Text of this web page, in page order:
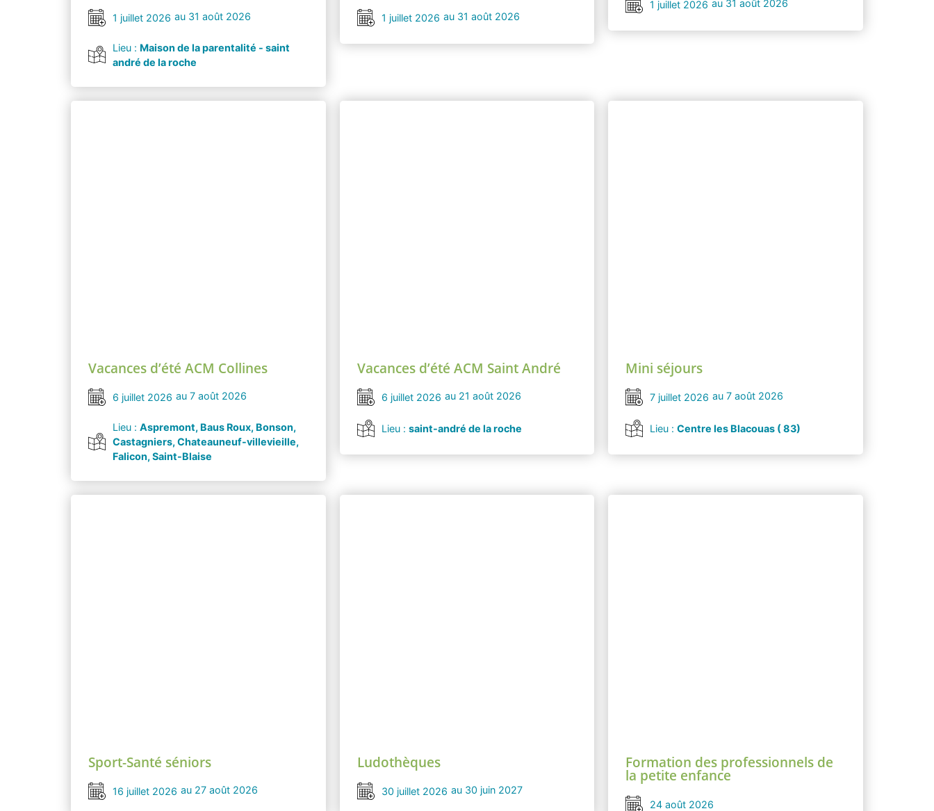
1 juillet 2026 au 31 août 2026
Lieu : Maison de la parentalité - saint
andré de la roche
1 juillet 2026 au 31 août 2026
1 juillet 2026 au 31 août 2026
Vacances d’été ACM Collines
6 juillet 2026 au 7 août 2026
Lieu : Aspremont, Baus Roux, Bonson,
Castagniers, Chateauneuf-villevieille,
Falicon, Saint-Blaise
Vacances d’été ACM Saint André
6 juillet 2026 au 21 août 2026
Lieu : saint-andré de la roche
Mini séjours
7 juillet 2026 au 7 août 2026
Lieu :Centre les Blacouas ( 83)
Sport-Santé séniors
16 juillet 2026 au 27 août 2026
Ludothèques
30 juillet 2026 au 30 juin 2027
Formation des professionnels de
la petite enfance
24 août 2026